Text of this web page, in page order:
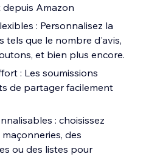
Amazon
: Personnalisez la
tels que le nombre d'avis,
et bien plus encore.
: Les soumissions
de partager facilement
: choisissez
des
ou des listes pour